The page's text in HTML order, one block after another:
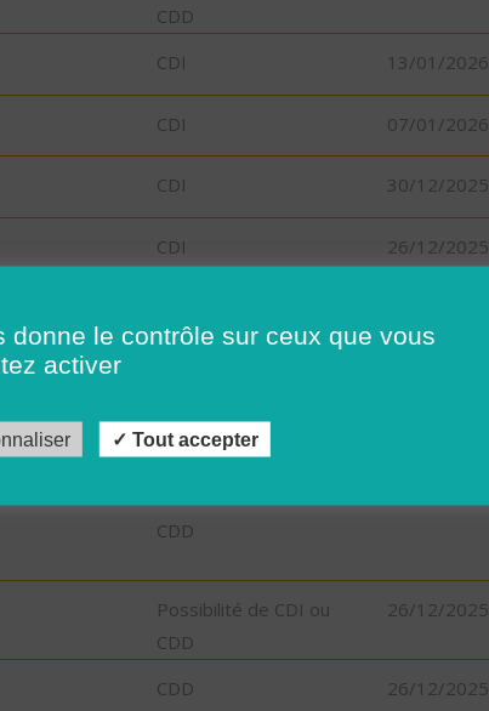
CDD
CDI 13/01/2026
CDI 07/01/2026
CDI 30/12/2025
CDI 26/12/2025
CDD
CDD
Possibilité de CDI ou
CDD
26/12/2025
CDD 26/12/2025
le contrôle sur ceux que vous
activer
Tout accepter